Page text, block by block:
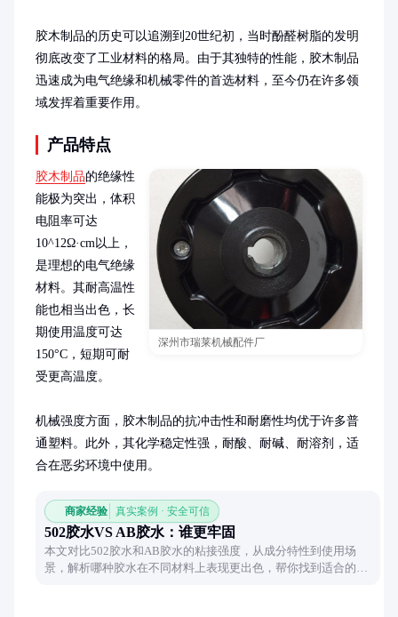
胶木制品的历史可以追溯到20世纪初，当时酚醛树脂的发明
彻底改变了工业材料的格局。由于其独特的性能，胶木制品
迅速成为电气绝缘和机械零件的首选材料，至今仍在许多领
域发挥着重要作用。
产品特点
深州市瑞莱机械配件厂
胶木制品的绝缘性
能极为突出，体积
电阻率可达
10^12Ω·cm以上，
是理想的电气绝缘
材料。其耐高温性
能也相当出色，长
期使用温度可达
150°C，短期可耐
受更高温度。
机械强度方面，胶木制品的抗冲击性和耐磨性均优于许多普
通塑料。此外，其化学稳定性强，耐酸、耐碱、耐溶剂，适
合在恶劣环境中使用。
商家经验 真实案例 · 安全可信
502胶水VS AB胶水：谁更牢固
本文对比502胶水和AB胶水的粘接强度，从成分特性到使用场
景，解析哪种胶水在不同材料上表现更出色，帮你找到适合的粘